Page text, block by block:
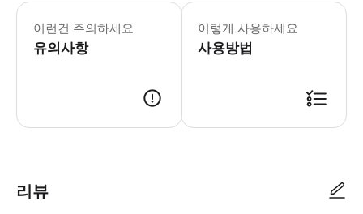
이런건 주의하세요
유의사항
* 소요시간 : 45분 (옵션에 따라 소요
이렇게 사용하세요
사용방법
리뷰